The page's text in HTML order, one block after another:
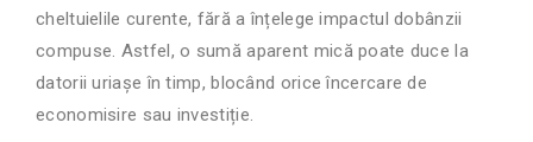
cheltuielile curente, fără a înțelege impactul dobânzii
compuse. Astfel, o sumă aparent mică poate duce la
datorii uriașe în timp, blocând orice încercare de
economisire sau investiție.